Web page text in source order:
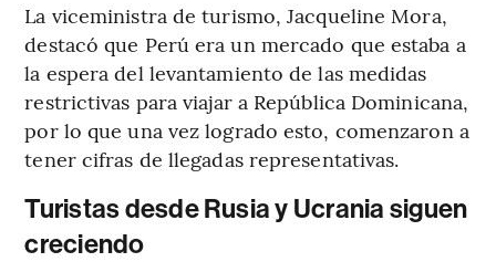
La viceministra de turismo, Jacqueline Mora,
destacó que Perú era un mercado que estaba a
la espera del levantamiento de las medidas
restrictivas para viajar a República Dominicana,
por lo que una vez logrado esto, comenzaron a
tener cifras de llegadas representativas.
Turistas desde Rusia y Ucrania siguen
creciendo